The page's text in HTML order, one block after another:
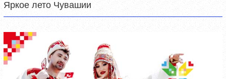
Яркое лето Чувашии